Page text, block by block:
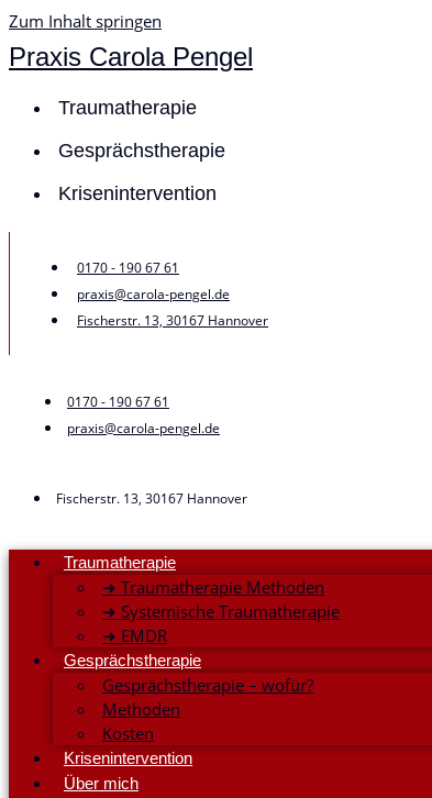
Zum Inhalt springen
Praxis Carola Pengel
Traumatherapie
Gesprächstherapie
Krisenintervention
0170 - 190 67 61
praxis@carola-pengel.de
Fischerstr. 13, 30167 Hannover
0170 - 190 67 61
praxis@carola-pengel.de
Fischerstr. 13, 30167 Hannover
Traumatherapie
➜ Traumatherapie Methoden
➜ Systemische Traumatherapie
➜ EMDR
Gesprächstherapie
Gesprächstherapie – wofür?
Methoden
Kosten
Krisenintervention
Über mich